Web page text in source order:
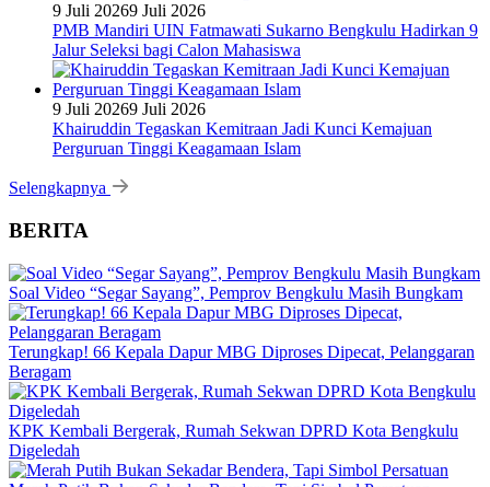
9 Juli 20269 Juli 2026
PMB Mandiri UIN Fatmawati Sukarno Bengkulu Hadirkan 9
Jalur Seleksi bagi Calon Mahasiswa
9 Juli 20269 Juli 2026
Khairuddin Tegaskan Kemitraan Jadi Kunci Kemajuan
Perguruan Tinggi Keagamaan Islam
Selengkapnya
BERITA
Soal Video “Segar Sayang”, Pemprov Bengkulu Masih Bungkam
Terungkap! 66 Kepala Dapur MBG Diproses Dipecat, Pelanggaran
Beragam
KPK Kembali Bergerak, Rumah Sekwan DPRD Kota Bengkulu
Digeledah